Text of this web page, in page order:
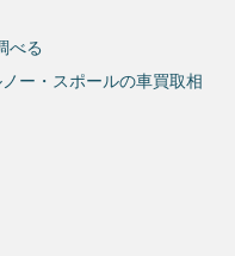
べる
ー・スポールの車買取相